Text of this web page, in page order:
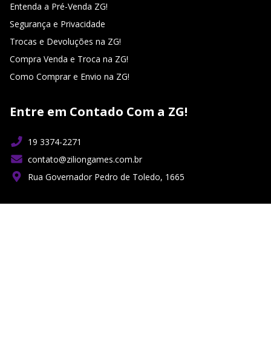
Entenda a Pré-Venda ZG!
Segurança e Privacidade
Trocas e Devoluções na ZG!
Compra Venda e Troca na ZG!
Como Comprar e Envio na ZG!
Entre em Contado Com a ZG!
19 3374-2271
contato@ziliongames.com.br
Rua Governador Pedro de Toledo, 1665